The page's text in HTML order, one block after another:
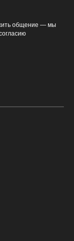
общение — мы